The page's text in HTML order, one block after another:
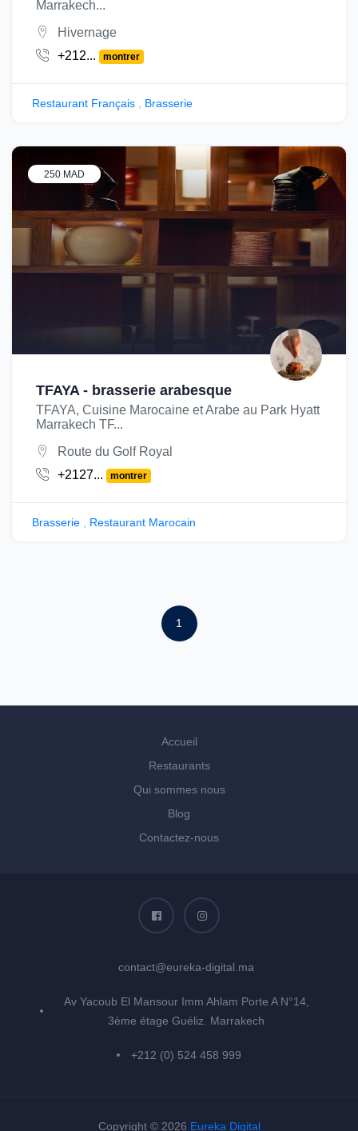
Marrakech...
Hivernage
+212...
montrer
Restaurant Français Brasserie
250 MAD
TFAYA - brasserie arabesque
TFAYA, Cuisine Marocaine et Arabe au Park Hyatt
Marrakech TF...
Route du Golf Royal
+2127...
montrer
Brasserie Restaurant Marocain
1
Accueil
Restaurants
Qui sommes nous
Blog
Contactez-nous
contact@eureka-digital.ma
Av Yacoub El Mansour Imm Ahlam Porte A N°14,
3ème étage Guéliz. Marrakech
+212 (0) 524 458 999
Copyright © 2026 Eureka Digital